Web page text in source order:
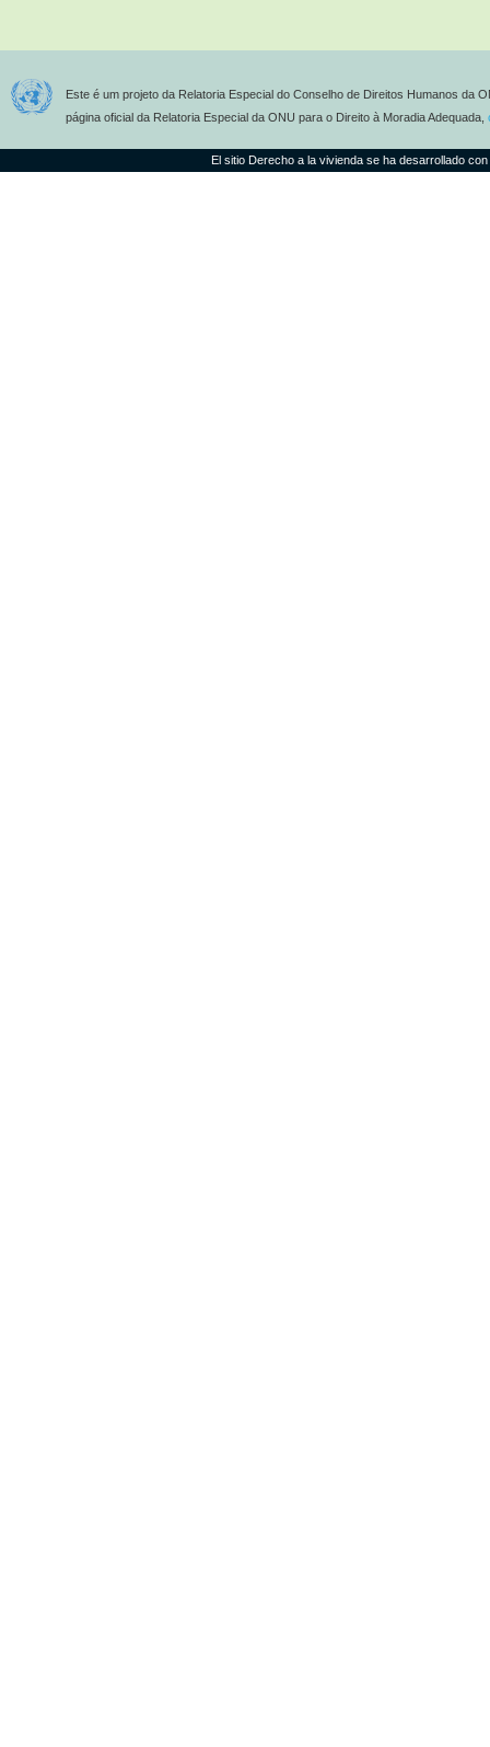
Este é um projeto da Relatoria Especial do Conselho de Direitos Humanos da
página oficial da Relatoria Especial da ONU para o Direito à Moradia Adequada,
El sitio Derecho a la vivienda se ha desarrollado